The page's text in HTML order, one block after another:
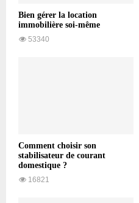
Bien gérer la location
immobilière soi-même
53340
Comment choisir son
stabilisateur de courant
domestique ?
16821